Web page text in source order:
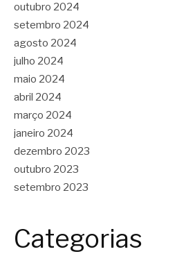
outubro 2024
setembro 2024
agosto 2024
julho 2024
maio 2024
abril 2024
março 2024
janeiro 2024
dezembro 2023
outubro 2023
setembro 2023
Categorias